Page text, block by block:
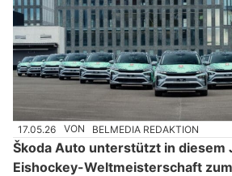
17.05.26 VON BELMEDIA REDAKTION
Škoda Auto unterstützt in diesem
Eishockey-Weltmeisterschaft